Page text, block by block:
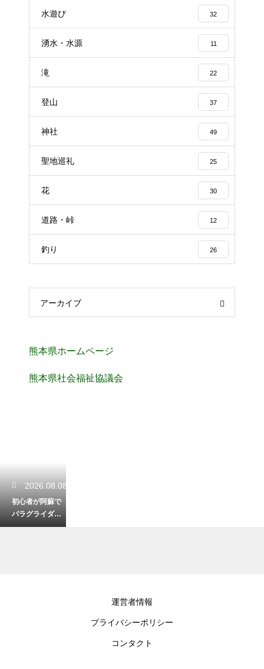
水遊び 32
湧水・水源 11
滝 22
登山 37
神社 49
聖地巡礼 25
花 30
道路・峠 12
釣り 26
アーカイブ
熊本県ホームページ
熊本県社会福祉協議会
2026.08.08
初心者が阿蘇で
パラグライダー
体験！安全に楽
運営者情報
プライバシーポリシー
コンタクト